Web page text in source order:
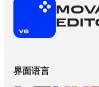
界面语言